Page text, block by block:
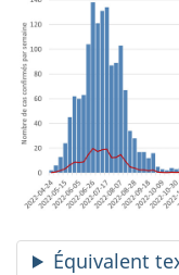
Équivalent